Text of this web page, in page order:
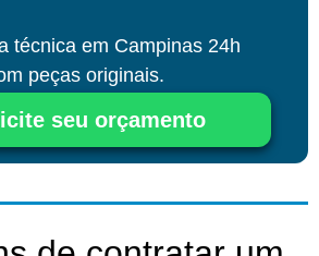
técnica em Campinas 24h
peças originais.
seu orçamento